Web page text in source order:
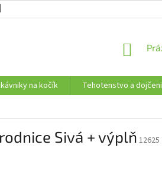
na kočík Tehotenstvo a
Sivá + výplň 12625